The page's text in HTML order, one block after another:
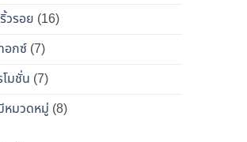
วรอย (16)
อกซ์ (7)
โมชั่น (7)
หมวดหมู่ (8)